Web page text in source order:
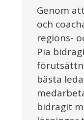
Genom
och
regions-
Pia
bästa
bidragit